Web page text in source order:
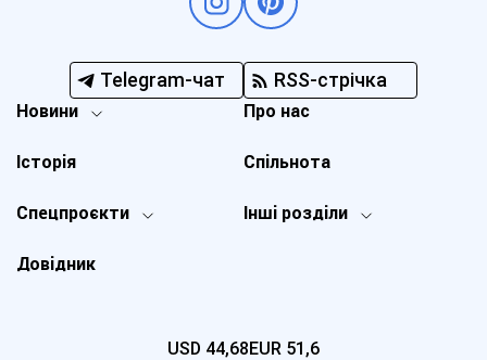
Telegram-чат RSS-стрічка
Новини
Спецпроєкти Інші розділи
Історія
Про нас
Довідник
Спільнота
USD 44,68EUR 51,6